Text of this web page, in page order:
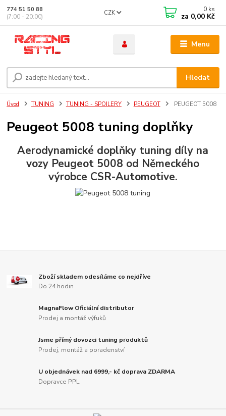
Menu
CZK
Hledat
774 51 50 88
(7:00 - 20:00)
0 ks
za 0,00 Kč
Úvod TUNING TUNING - SPOILERY PEUGEOT PEUGEOT 5008
Peugeot 5008 tuning doplňky
Aerodynamické doplňky tuning díly na
vozy Peugeot 5008 od Německého
výrobce CSR-Automotive.
Zboží skladem odesíláme co nejdříve
Do 24 hodin
MagnaFlow Oficiální distributor
Prodej a montáž výfuků
Jsme přímý dovozci tuning produktů
Prodej, montáž a poradenství
U objednávek nad 6999,- kč doprava ZDARMA
Dopravce PPL